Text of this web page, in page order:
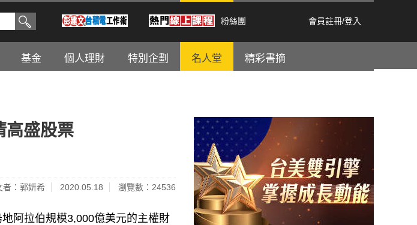
粉絲團 會員註冊/登入
基金 個人理財 特別企劃 名人堂 精彩書摘
高盛股票
者：郭妍希 2020.05.18 瀏覽數：24536
阿拉伯規模3,000億美元的主權財